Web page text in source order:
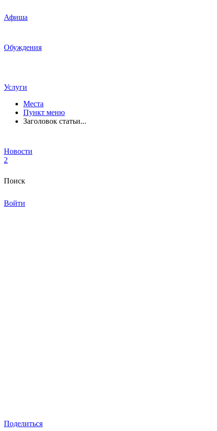
Афиша
Обуждения
Услуги
Места
Пункт меню
Заголовок статьи...
Новости
2
Поиск
Войти
Поделиться